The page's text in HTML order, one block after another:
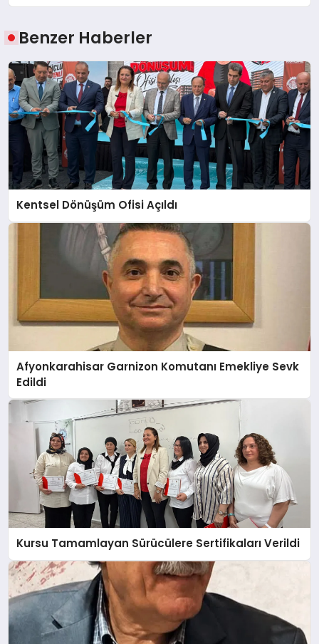
Benzer Haberler
Kentsel Dönüşüm Ofisi Açıldı
Afyonkarahisar Garnizon Komutanı Emekliye Sevk
Edildi
Kursu Tamamlayan Sürücülere Sertifikaları Verildi